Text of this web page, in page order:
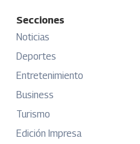
Secciones
Noticias
Deportes
Entretenimiento
Business
Turismo
Edición Impresa